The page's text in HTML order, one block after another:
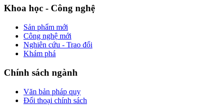
Khoa học - Công nghệ
Sản phẩm mới
Công nghệ mới
Nghiên cứu - Trao đổi
Khám phá
Chính sách ngành
Văn bản pháp quy
Đối thoại chính sách